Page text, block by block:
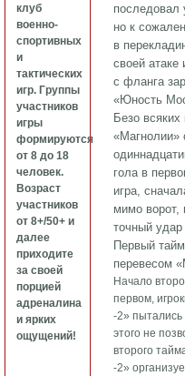
последовал
но к
в
своей атаке
с фланга
«Юность
Безо
«Магнолии»
гола в
игра,
мимо ворот,
точный удар
Первый
перевесом
Начало
первом,
-2» пытались
этого не
второго
-2»
клуб
военно-
спортивных
и
тактических
игр. Группы
участников
игры
формируются
от 8 до 18
человек.
Возраст
участников
от 8+/50+ и
далее
приходите
за своей
порцией
адреналина
и ярких
ощущений!